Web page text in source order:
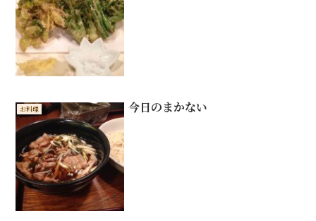
お料理 今日のまかない